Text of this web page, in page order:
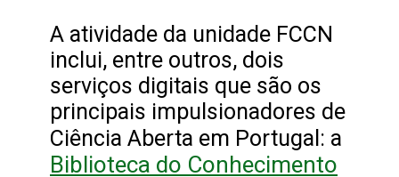
A atividade da unidade FCCN
inclui, entre outros, dois
serviços digitais que são os
principais impulsionadores de
Ciência Aberta em Portugal: a
Biblioteca do Conhecimento